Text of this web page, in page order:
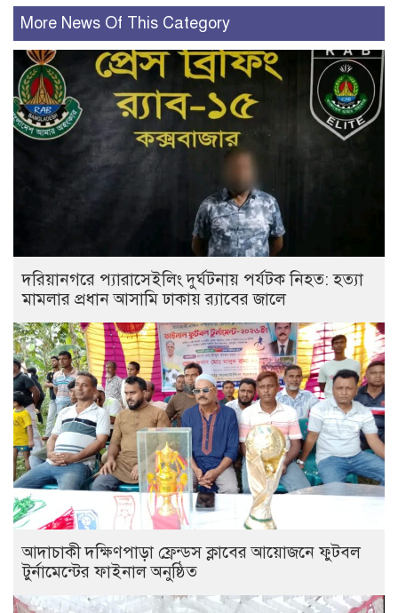
More News Of This Category
দরিয়ানগরে প্যারাসেইলিং দুর্ঘটনায় পর্যটক নিহত: হত্যা
মামলার প্রধান আসামি ঢাকায় র‌্যাবের জালে
আদাচাকী দক্ষিণপাড়া ফ্রেন্ডস ক্লাবের আয়োজনে ফুটবল
টুর্নামেন্টের ফাইনাল অনুষ্ঠিত